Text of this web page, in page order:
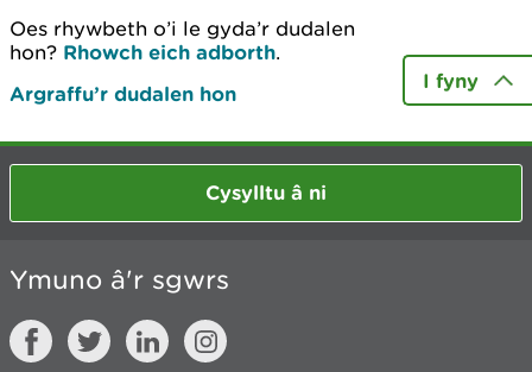
Oes rhywbeth o’i le gyda’r dudalen
hon? Rhowch eich adborth.
Argraffu’r dudalen hon
I fyny
Cysylltu â ni
Ymuno â'r sgwrs